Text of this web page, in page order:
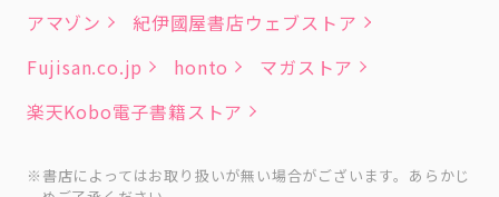
アマゾン
紀伊國屋書店ウェブストア
Fujisan.co.jp
honto
マガストア
楽天Kobo電子書籍ストア
書店によってはお取り扱いが無い場合がございます。あらかじ